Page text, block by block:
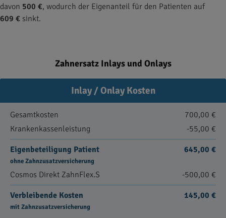
davon 500 €, wodurch der Eigenanteil für den Patienten auf
609 € sinkt.
Zahnersatz Inlays und Onlays
Inlay / Onlay Kosten
Gesamtkosten
700,00 €
Krankenkassenleistung
-55,00 €
Eigenbeteiligung Patient
ohne Zahnzusatzversicherung
645,00 €
Cosmos Direkt ZahnFlex.S -500,00 €
Verbleibende Kosten
mit Zahnzusatzversicherung
145,00 €